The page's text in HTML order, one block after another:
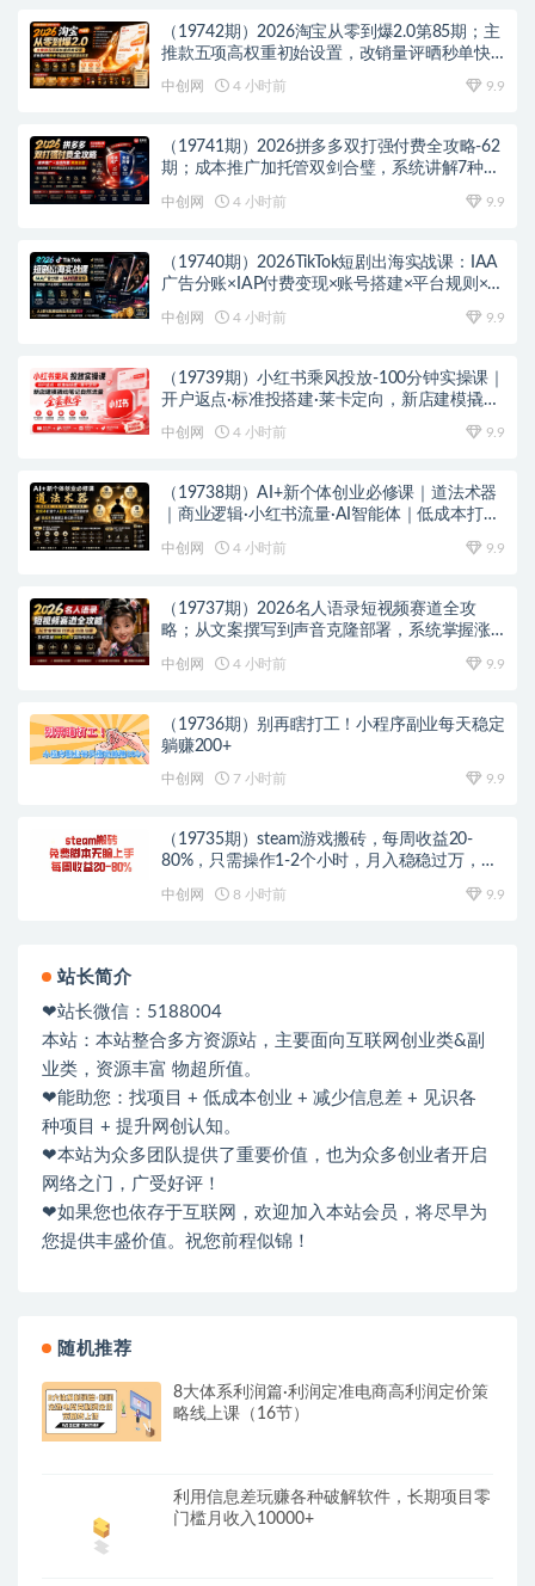
（19742期）2026淘宝从零到爆2.0第85期；主
推款五项高权重初始设置，改销量评晒秒单快
中创网 4 小时前 9.9
（19741期）2026拼多多双打强付费全攻略-62
期；成本推广加托管双剑合璧，系统讲解7种付
中创网 4 小时前 9.9
（19740期）2026TikTok短剧出海实战课：IAA
广告分账×IAP付费变现×账号搭建×平台规则×双
中创网 4 小时前 9.9
（19739期）小红书乘风投放-100分钟实操课｜
开户返点·标准投搭建·莱卡定向，新店建模撬动
中创网 4 小时前 9.9
（19738期）AI+新个体创业必修课｜道法术器
｜商业逻辑·小红书流量·AI智能体｜低成本打造
中创网 4 小时前 9.9
（19737期）2026名人语录短视频赛道全攻
略；从文案撰写到声音克隆部署，系统掌握涨
中创网 4 小时前 9.9
（19736期）别再瞎打工！小程序副业每天稳定
躺赚200+
中创网 7 小时前 9.9
（19735期）steam游戏搬砖，每周收益20-
80%，只需操作1-2个小时，月入稳稳过万，零
中创网 8 小时前 9.9
站长简介
❤站长微信：5188004
本站：本站整合多方资源站，主要面向互联网创业类&副
业类，资源丰富 物超所值。
❤能助您：找项目 + 低成本创业 + 减少信息差 + 见识各
种项目 + 提升网创认知。
❤本站为众多团队提供了重要价值，也为众多创业者开启
网络之门，广受好评！
❤如果您也依存于互联网，欢迎加入本站会员，将尽早为
您提供丰盛价值。祝您前程似锦！
随机推荐
8大体系利润篇·利润定准电商高利润定价策
略线上课（16节）
利用信息差玩赚各种破解软件，长期项目零
门槛月收入10000+